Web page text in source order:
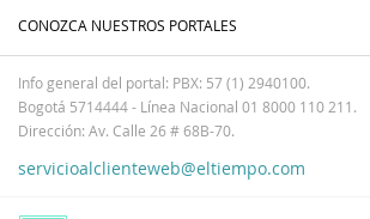
CONOZCA NUESTROS PORTALES
Info general del portal: PBX: 57 (1) 2940100.
Bogotá 5714444 - Línea Nacional 01 8000 110 211.
Dirección: Av. Calle 26 # 68B-70.
servicioalclienteweb@eltiempo.com